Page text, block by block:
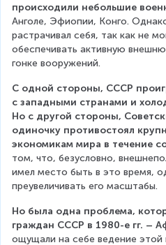
происходили небольшие
Анголе, Эфиопии, Конго.
растрачивал себя, так как не
обеспечивать активную
гонке вооружений.
С одной стороны, СССР
с западными странами и
Но с другой стороны,
одиночку противостоял
экономикам мира в течение
том, что, безусловно,
имел место быть в это время,
преувеличивать его масштабы.
Но была одна проблема,
граждан СССР в 1980-е гг. –
ощущали на себе ведение этой